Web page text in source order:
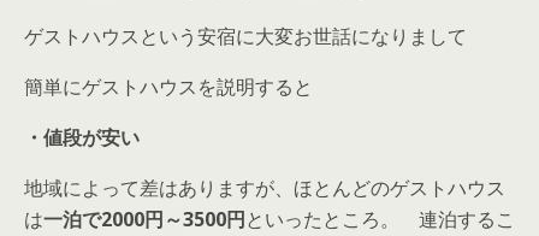
ゲストハウスという安宿に大変お世話になりまして
簡単にゲストハウスを説明すると
・値段が安い
地域によって差はありますが、ほとんどのゲストハウス
は一泊で2000円～3500円といったところ。 連泊するこ